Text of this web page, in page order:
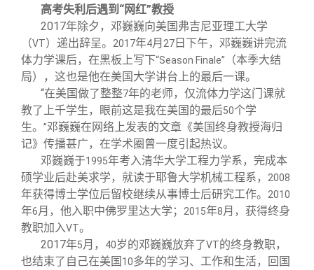
高考失利后遇到“网红”教授
2017年除夕，邓巍巍向美国弗吉尼亚理工大学
（VT）递出辞呈。 2017年4月 27 日下午，邓巍巍讲完流
体力学课后，在黑板上写下“Season Finale”
（本季大结
局），这也是他在美国大学讲台上的最后一课。
“在美国做了整整7年的老师，仅流体力学这门课就
教了上千学生，眼前这是我在美国的最后50个学
生。 ”邓巍巍在网络上发表的文章《美国终身教授海归
记》传播甚广，在学术圈曾一度引起热议。
邓巍巍于1995年考入清华大学工程力学系，完成本
硕学业后赴美求学，就读于耶鲁大学机械工程系，
2008
年获得博士学位后留校继续从事博士后研究工作。 2010
年6月，他入职中佛罗里达大学； 2015年8月，获得终身
教职加入VT。
2017年5月， 40岁的邓巍巍放弃了VT的终身教职，
也结束了自己在美国10多年的学习、工作和生活，回国